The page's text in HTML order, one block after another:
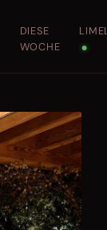
DIESE
WOCHE
●